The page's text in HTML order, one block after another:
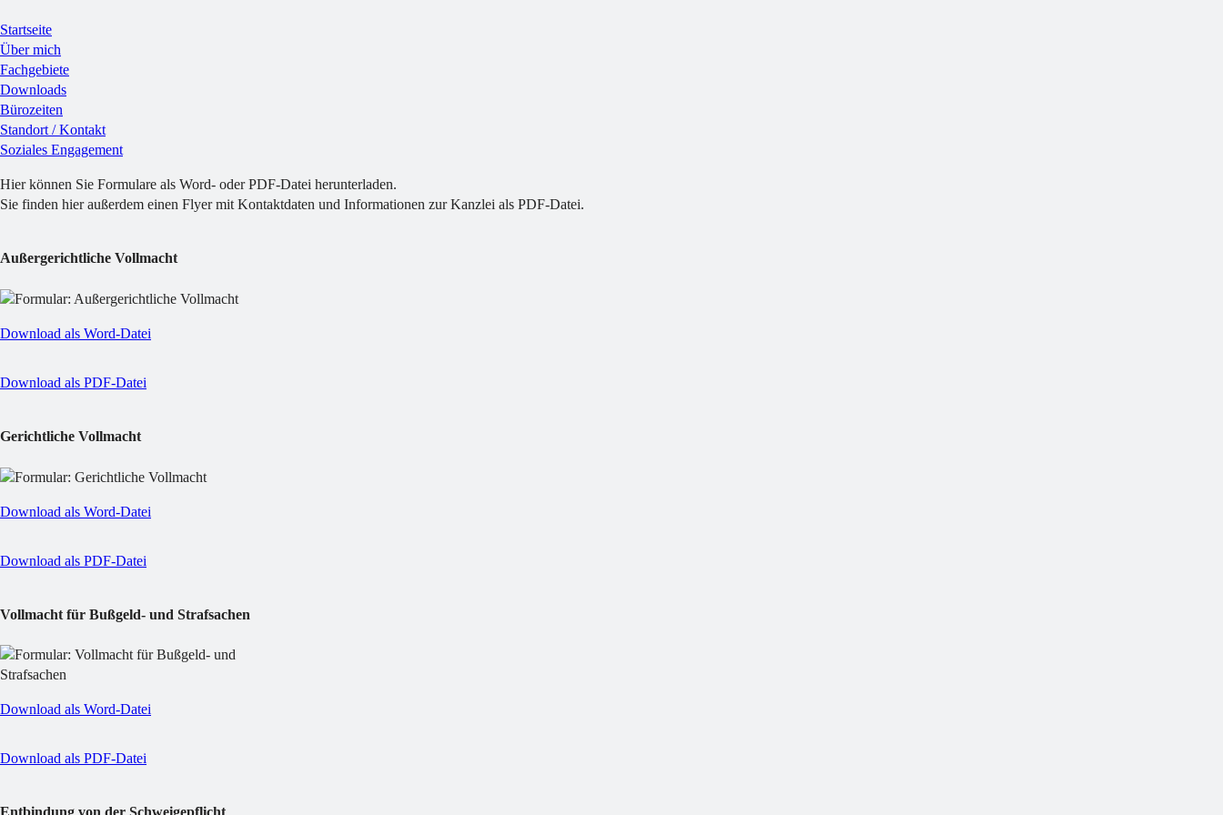
Startseite
Über mich
Fachgebiete
Downloads
Bürozeiten
Standort / Kontakt
Soziales Engagement
Hier können Sie Formulare als Word- oder PDF-Datei herunterladen.
Sie finden hier außerdem einen Flyer mit Kontaktdaten und Informationen zur Kanzlei als PDF-Datei.
Außergerichtliche Vollmacht
Download als Word-Datei
Download als PDF-Datei
Gerichtliche Vollmacht
Download als Word-Datei
Download als PDF-Datei
Vollmacht für Bußgeld- und Strafsachen
Download als Word-Datei
Download als PDF-Datei